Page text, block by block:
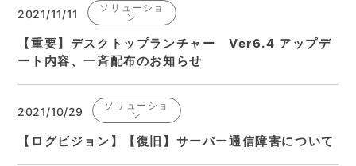
2021/11/11
ソリューショ
ン
【重要】デスクトップランチャー Ver6.4 アップデ
ート内容、一斉配布のお知らせ
2021/10/29
ソリューショ
ン
【ログビジョン】【復旧】サーバー通信障害について